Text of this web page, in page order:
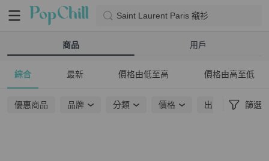
Saint Laurent Paris 襯衫
商品 用戶
綜合 最新 價格由低至高 價格由高至低
優惠商品 品牌 分類 價格 出貨地點 篩選